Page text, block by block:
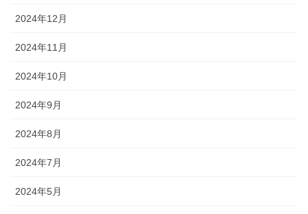
2024年12月
2024年11月
2024年10月
2024年9月
2024年8月
2024年7月
2024年5月